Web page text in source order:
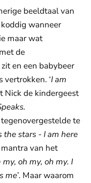
beeldtaal van
wanneer
maar wat
de
en een babybeer
vertrokken. ‘I am
Nick de kindergeest
te
stars - I am here
mantra van het
my, oh my, oh my. I
me’. Maar waarom